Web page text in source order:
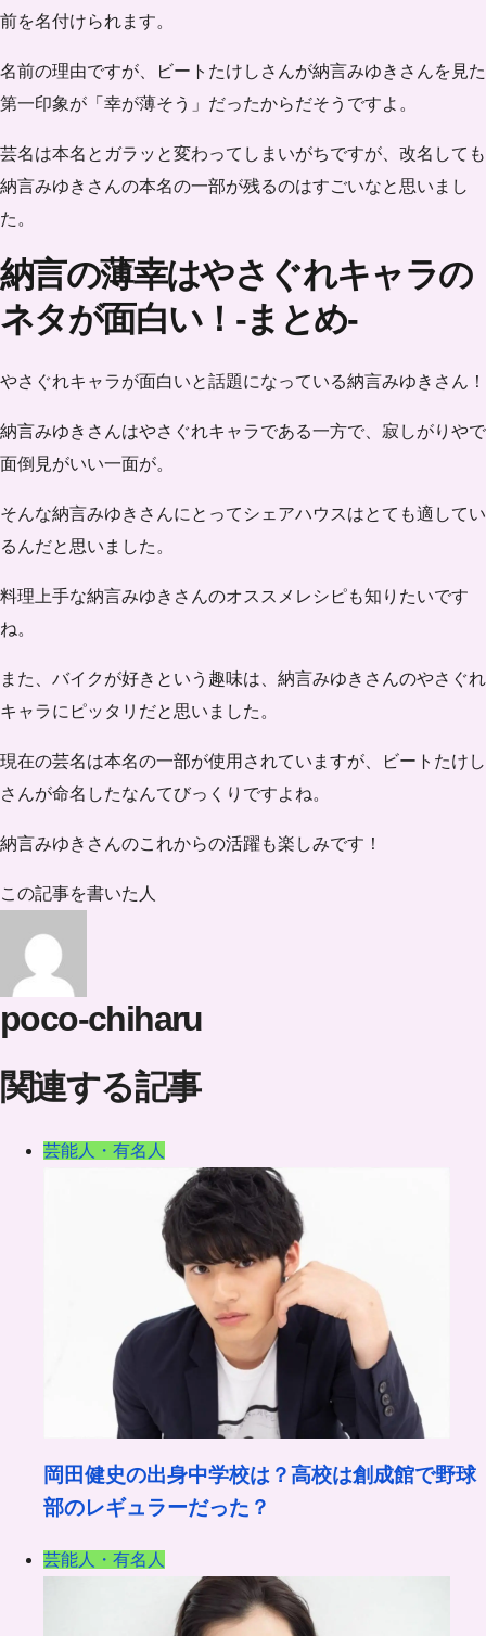
前を名付けられます。
名前の理由ですが、ビートたけしさんが納言みゆきさんを見た
第一印象が「幸が薄そう」だったからだそうですよ。
芸名は本名とガラッと変わってしまいがちですが、改名しても
納言みゆきさんの本名の一部が残るのはすごいなと思いまし
た。
納言の薄幸はやさぐれキャラの
ネタが面白い！-まとめ-
やさぐれキャラが面白いと話題になっている納言みゆきさん！
納言みゆきさんはやさぐれキャラである一方で、 寂しがりやで
面倒見がいい一面が。
そんな納言みゆきさんにとってシェアハウスはとても適してい
るんだと思いました。
料理上手な納言みゆきさんのオススメレシピも知りたいです
ね。
また、バイクが好きという趣味は、納言みゆきさんのやさぐれ
キャラにピッタリだと思いました。
現在の芸名は本名の一部が使用されていますが、ビートたけし
さんが命名したなんてびっくりですよね。
納言みゆきさんのこれからの活躍も楽しみです！
この記事を書いた人
poco-chiharu
関連する記事
芸能人・有名人
岡田健史の出身中学校は？高校は創成館で野球
部のレギュラーだった？
芸能人・有名人